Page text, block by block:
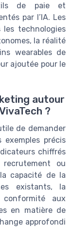
de paie et
par l’IA. Les
les technologies
la réalité
wearables de
ajoutée pour le
autour
?
de demander
précis
chiffrés
ou
capacité de la
existants, la
aux
en matière de
approfondi